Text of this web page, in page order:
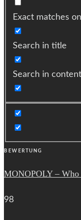
Exact matches
Search in title
Search in content
BEWERTUNG
MONOPOLY –
98